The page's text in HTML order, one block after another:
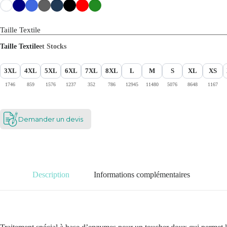
Taille Textile
Taille Textileet Stocks
3XL
1746
4XL
859
5XL
1576
6XL
1237
7XL
352
8XL
786
L
12945
M
11480
S
5076
XL
8648
XS
1167
Demander un devis
Description Informations complémentaires